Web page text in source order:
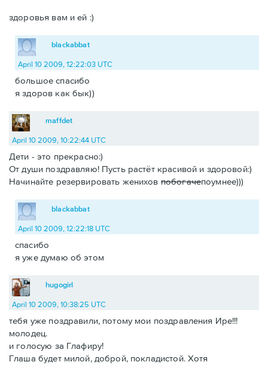
здоровья вам и ей :)
blackabbat
April 10 2009, 12:22:03 UTC
большое спасибо
я здоров как бык))
maffdet
April 10 2009, 10:22:44 UTC
Дети - это прекрасно:)
От души поздравляю! Пусть растёт красивой и здоровой:)
Начинайте резервировать жениховпобогачепоумнее)))
blackabbat
April 10 2009, 12:22:18 UTC
спасибо
я уже думаю об этом
hugogirl
April 10 2009, 10:38:25 UTC
тебя уже поздравили, потому мои поздравления Ире!!!
молодец.
и голосую за Глафиру!
Глаша будет милой, доброй, покладистой. Хотя